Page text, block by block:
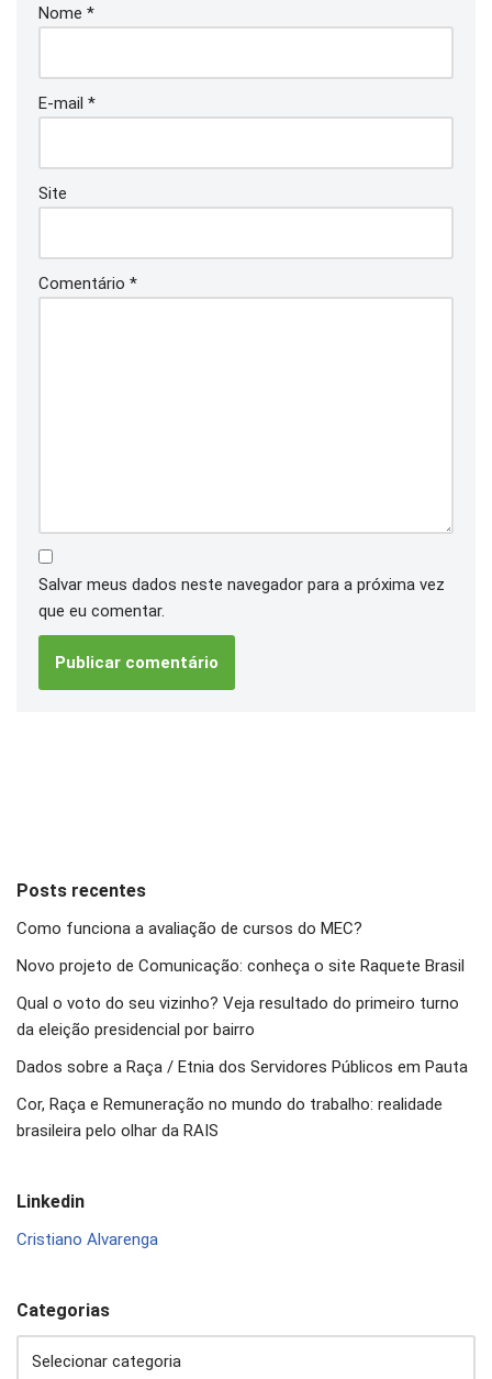
Nome *
E-mail *
Site
Comentário *
Salvar meus dados neste navegador para a próxima vez
que eu comentar.
Posts recentes
Como funciona a avaliação de cursos do MEC?
Novo projeto de Comunicação: conheça o site Raquete Brasil
Qual o voto do seu vizinho? Veja resultado do primeiro turno
da eleição presidencial por bairro
Dados sobre a Raça / Etnia dos Servidores Públicos em Pauta
Cor, Raça e Remuneração no mundo do trabalho: realidade
brasileira pelo olhar da RAIS
Linkedin
Cristiano Alvarenga
Categorias